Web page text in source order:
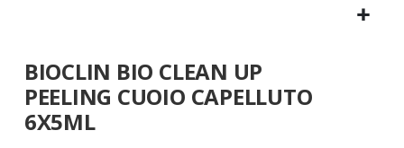
all'inizio
della
galleria
di
BIOCLIN BIO CLEAN UP
PEELING CUOIO CAPELLUTO
6X5ML